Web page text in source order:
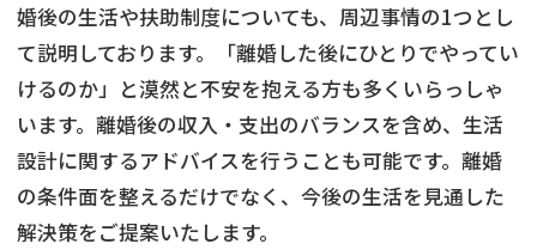
婚後の生活や扶助制度についても、周辺事情の1つとし
て説明しております。「離婚した後にひとりでやってい
けるのか」と漠然と不安を抱える方も多くいらっしゃ
います。離婚後の収入・支出のバランスを含め、生活
設計に関するアドバイスを行うことも可能です。離婚
の条件面を整えるだけでなく、今後の生活を見通した
解決策をご提案いたします。